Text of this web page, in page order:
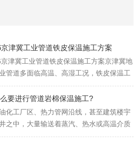
工通常分为三步：先铺设保温材料(如
京津冀工业管道铁皮保温施工方案
津冀工业管道铁皮保温施工方案京津冀地
管道多面临高温、高湿工况，铁皮保温工
材与工艺直接影响系统能耗与寿命。本文
坊启创建设工程有限公司二十余年的施工
详解工业管道铁皮保温的全流程技术要
选材部分写“采用0.8...
要进行管道岩棉保温施工?
化工厂区、热力管网沿线，甚至建筑楼宇
之中，大量输送着蒸汽、热水或高温介质
表面，往往包裹着一层厚实而柔软的“外